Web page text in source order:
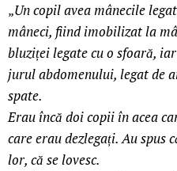
„Un copil avea mânecile
mâneci, fiind imobilizat la
bluziței legate cu o sfoară,
jurul abdomenului, legat de
spate.
Erau încă doi copii în acea
care erau dezlegați. Au spus
lor, că se lovesc.